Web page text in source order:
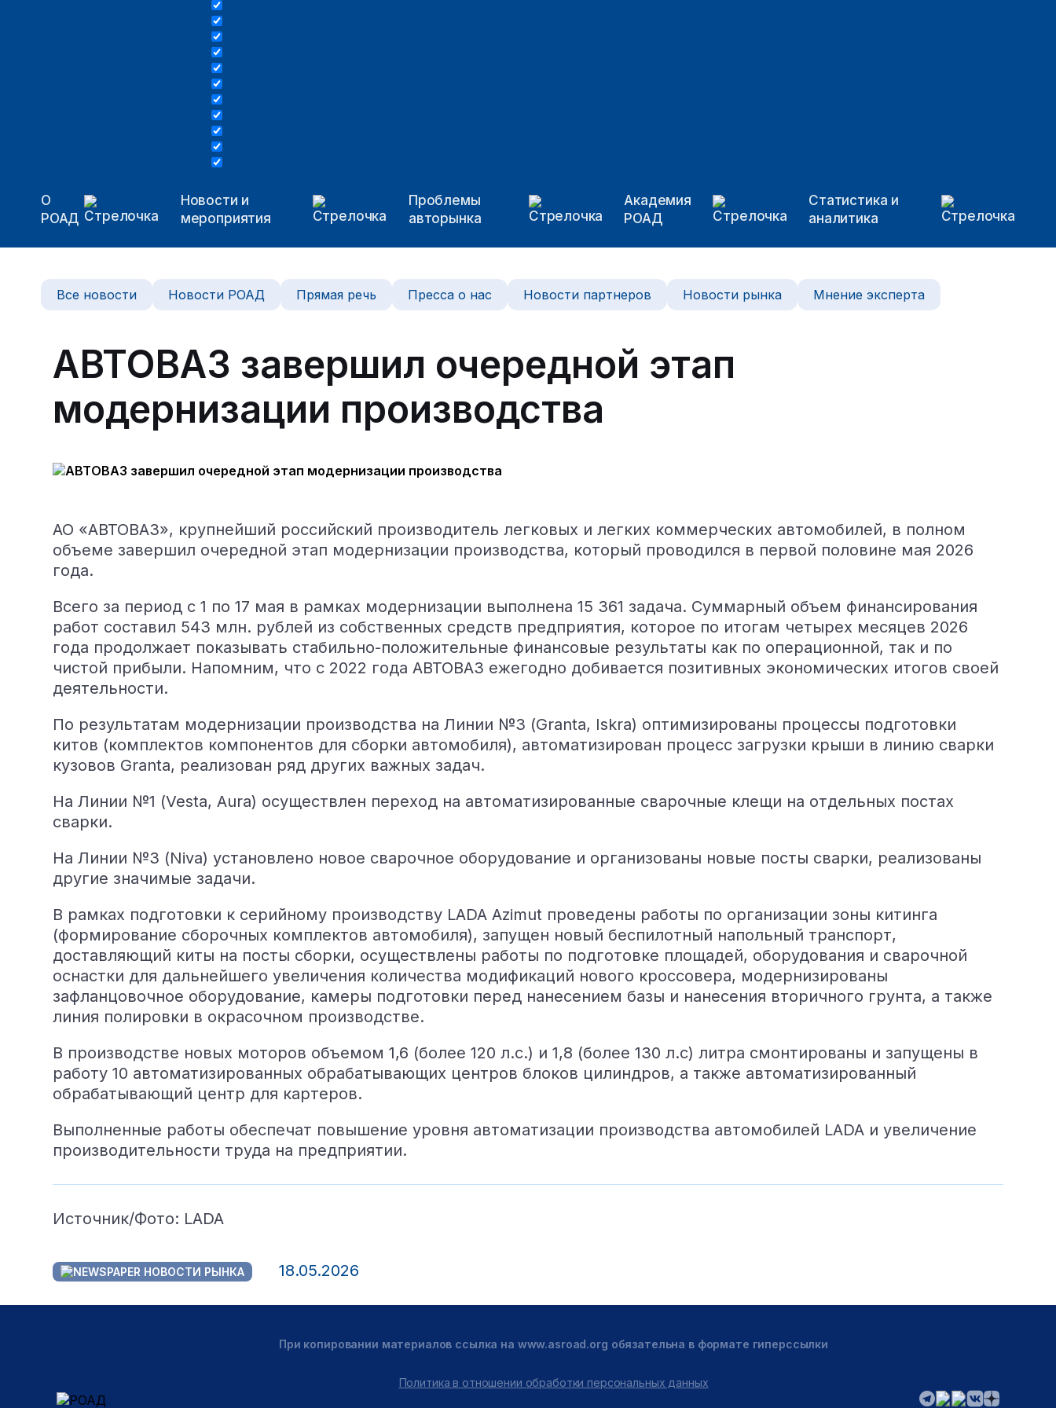
О
РОАД
Новости и
мероприятия
Проблемы
авторынка
Академия
РОАД
Статистика и
аналитика
Все новости Новости РОАД Прямая речь Пресса о нас Новости партнеров Новости рынка Мнение эксперта
АВТОВАЗ завершил очередной этап
модернизации производства
АО «АВТОВАЗ», крупнейший российский производитель легковых и легких коммерческих автомобилей, в полном
объеме завершил очередной этап модернизации производства, который проводился в первой половине мая 2026
года.
Всего за период с 1 по 17 мая в рамках модернизации выполнена 15 361 задача. Суммарный объем финансирования
работ составил 543 млн. рублей из собственных средств предприятия, которое по итогам четырех месяцев 2026
года продолжает показывать стабильно-положительные финансовые результаты как по операционной, так и по
чистой прибыли. Напомним, что с 2022 года АВТОВАЗ ежегодно добивается позитивных экономических итогов своей
деятельности.
По результатам модернизации производства на Линии №3 (Granta, Iskra) оптимизированы процессы подготовки
китов (комплектов компонентов для сборки автомобиля), автоматизирован процесс загрузки крыши в линию сварки
кузовов Granta, реализован ряд других важных задач.
На Линии №1 (Vesta, Aura) осуществлен переход на автоматизированные сварочные клещи на отдельных постах
сварки.
На Линии №3 (Niva) установлено новое сварочное оборудование и организованы новые посты сварки, реализованы
другие значимые задачи.
В рамках подготовки к серийному производству LADA Azimut проведены работы по организации зоны китинга
(формирование сборочных комплектов автомобиля), запущен новый беспилотный напольный транспорт,
доставляющий киты на посты сборки, осуществлены работы по подготовке площадей, оборудования и сварочной
оснастки для дальнейшего увеличения количества модификаций нового кроссовера, модернизированы
зафланцовочное оборудование, камеры подготовки перед нанесением базы и нанесения вторичного грунта, а также
линия полировки в окрасочном производстве.
В производстве новых моторов объемом 1,6 (более 120 л.с.) и 1,8 (более 130 л.с) литра смонтированы и запущены в
работу 10 автоматизированных обрабатывающих центров блоков цилиндров, а также автоматизированный
обрабатывающий центр для картеров.
Выполненные работы обеспечат повышение уровня автоматизации производства автомобилей LADA и увеличение
производительности труда на предприятии.
Источник/Фото: LADA
НОВОСТИ РЫНКА 18.05.2026
При копировании материалов ссылка на www.asroad.org обязательна в формате гиперссылки
Политика в отношении обработки персональных данных